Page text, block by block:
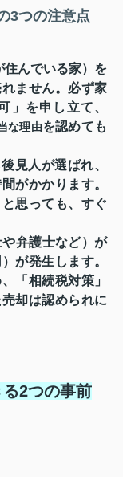
3つの注意点
住んでいる家）を
ません。必ず家
」を申し立て、
な理由を認めても
見人が選ばれ、
がかかります。
思っても、すぐ
弁護士など）が
が発生します。
「相続税対策」
却は認められに
2つの事前